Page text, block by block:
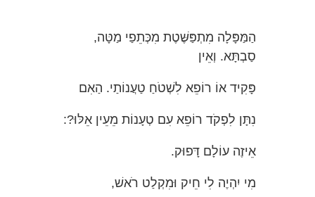
הַמַּפָּלָה מִתְפַּשֶּׁטֶת מִכְּתֵפַי מַטָּה,
סַבְתָּא. וְאֵין
פָּקִיד אוֹ רוֹפֵא לִשְׁטֹחַ טַעֲנוֹתַי. הַאִם
נִתָּן לִפְקֹד רוֹפֵא עִם טְעָנוֹת מֵעֵין אֵלּוּ?:
אֵיזֶה עוֹלָם דָּפוּק.
מִי יִהְיֶה לִי חֵיק וּמִקְלַט רֹאשׁ,